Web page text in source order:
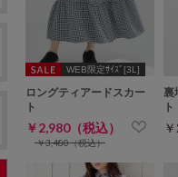
WEB限定ｻｲｽﾞ[3L]
ロングティアードスカー
ト
￥2,980（税込）
￥3,480（税込）
裏
ト